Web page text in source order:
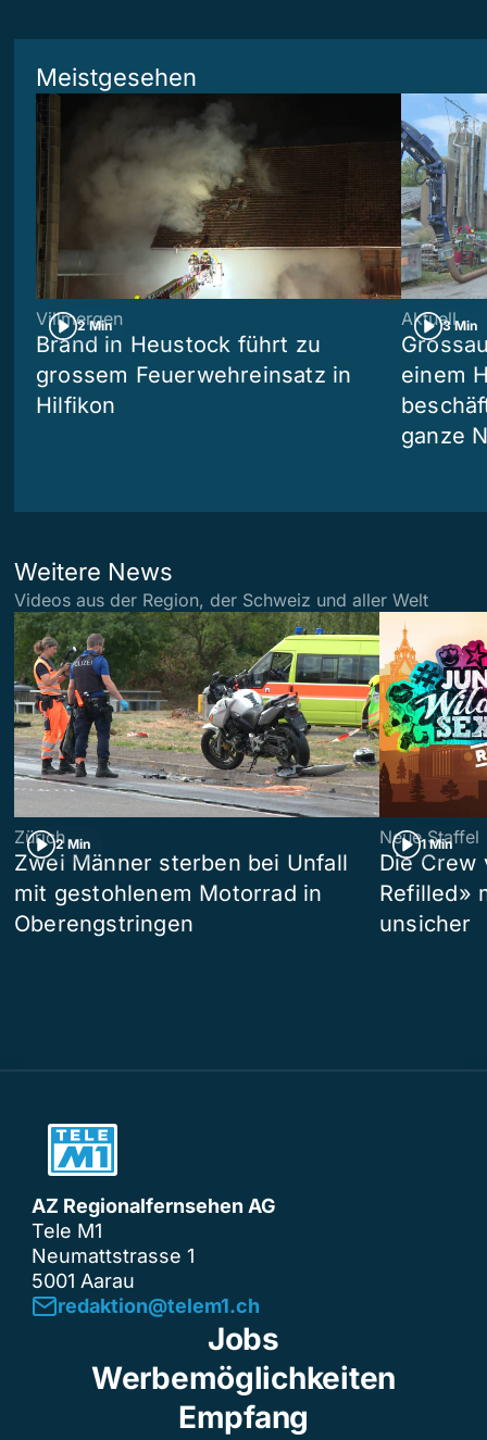
Meistgesehen
2 Min
Villmergen
Brand in Heustock führt zu
grossem Feuerwehreinsatz in
Hilfikon
3 Min
Aktuell
einem
ganze
Weitere News
Videos aus der Region, der Schweiz und aller Welt
2 Min
Zürich
Zwei Männer sterben bei Unfall
mit gestohlenem Motorrad in
Oberengstringen
1 Min
Neue Staffel
Die Crew
Refilled»
unsicher
AZ Regionalfernsehen AG
Tele M1
Neumattstrasse 1
5001 Aarau
redaktion@telem1.ch
Jobs
Werbemöglichkeiten
Empfang